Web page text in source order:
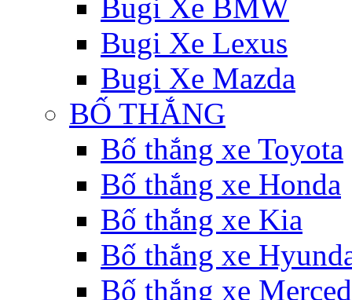
Bugi Xe BMW
Bugi Xe Lexus
Bugi Xe Mazda
BỐ THẮNG
Bố thắng xe Toyota
Bố thắng xe Honda
Bố thắng xe Kia
Bố thắng xe
Bố thắng xe